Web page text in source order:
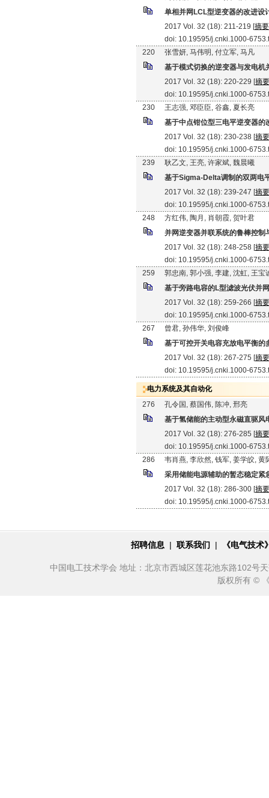
单相并网LCL型逆变器的改进设
2017 Vol. 32 (18): 211-219 [摘要
doi: 10.19595/j.cnki.1000-
220
张雪妍, 马伟明, 付立军, 马凡
基于模式切换的逆变器与发电机
2017 Vol. 32 (18): 220-229 [摘要
doi: 10.19595/j.cnki.1000-
230
王志强, 邓臣臣, 谷鑫, 夏长亮
基于中点钳位型三电平逆变器的
2017 Vol. 32 (18): 230-238 [摘要
doi: 10.19595/j.cnki.1000-
239
耿乙文, 王亮, 许家斌, 魏晨曦
基于Sigma-Delta调制的双两电
2017 Vol. 32 (18): 239-247 [摘要
doi: 10.19595/j.cnki.1000-
248
方红伟, 陶月, 肖朝霞, 贺叶君
并网逆变器并联系统的鲁棒控制
2017 Vol. 32 (18): 248-258 [摘要
doi: 10.19595/j.cnki.1000-
259
郭忠南, 郭小强, 李建, 沈虹, 王宝
基于旁路电容的L型滤波光伏并
2017 Vol. 32 (18): 259-266 [摘要
doi: 10.19595/j.cnki.1000-
267
曾君, 孙伟华, 刘俊峰
基于可控开关电容充放电平衡的
2017 Vol. 32 (18): 267-275 [摘要
doi: 10.19595/j.cnki.1000-
电力系统及其自动化
276
孔令国, 蔡国伟, 陈冲, 邢亮
基于氢储能的主动型永磁直驱风
2017 Vol. 32 (18): 276-285 [摘要
doi: 10.19595/j.cnki.1000-
286
韦肖燕, 李欣然, 钱军, 姜学皎, 黄
采用储能电源辅助的暂态稳定紧
2017 Vol. 32 (18): 286-300 [摘要
doi: 10.19595/j.cnki.1000-
招聘信息 | 联系我们 | 《电气技
中国电工技术学会 地址：北京市西城区莲花池东路102号
版权所有 ©